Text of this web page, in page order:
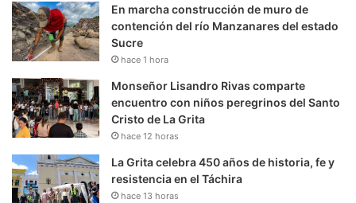
En marcha construcción de muro de
contención del río Manzanares del estado
Sucre
hace 1 hora
Monseñor Lisandro Rivas comparte
encuentro con niños peregrinos del Santo
Cristo de La Grita
hace 12 horas
La Grita celebra 450 años de historia, fe y
resistencia en el Táchira
hace 13 horas